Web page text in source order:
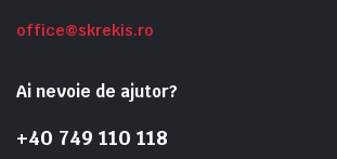
office@skrekis.ro
Ai nevoie de ajutor?
+40 749 110 118